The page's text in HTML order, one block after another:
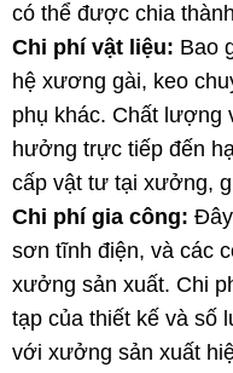
có thể được chia
Chi phí vật liệu: Bao
hệ xương gài, keo
phụ khác. Chất lượng
hưởng trực tiếp đến
cấp vật tư tại xưởng,
Chi phí gia công:
sơn tĩnh điện, và các
xưởng sản xuất. Chi
tạp của thiết kế và số
với xưởng sản xuất